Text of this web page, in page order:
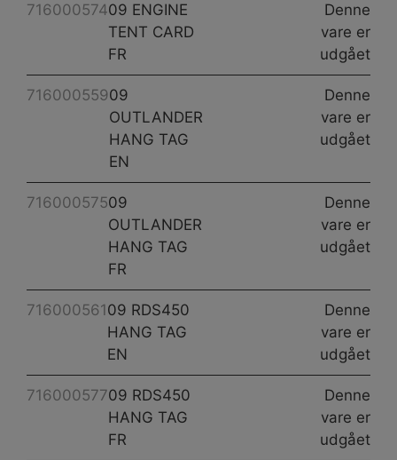
Denne
vare er
udgået
71600057409 ENGINE
TENT CARD
FR
Denne
vare er
udgået
71600055909
OUTLANDER
HANG TAG
EN
Denne
vare er
udgået
71600057509
OUTLANDER
HANG TAG
FR
Denne
vare er
udgået
716000561 09 RDS450
HANG TAG
EN
Denne
vare er
udgået
71600057709 RDS450
HANG TAG
FR